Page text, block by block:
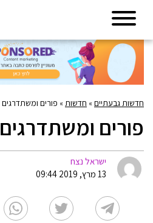
חדשות גבעתיים» חדשות » פורים ומשתדרגים
פורים ומשתדרגים
ישראל נצח
13 מרץ, 2019 09:44